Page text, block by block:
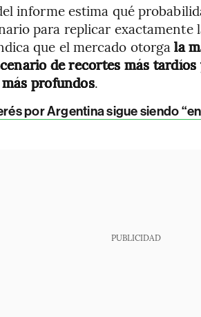
informe estima qué
para replicar
que el mercado otorgala
de recortes más
profundos.
por Argentina sigue siendo
PUBLICIDAD